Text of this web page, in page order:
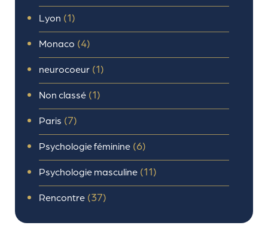
Lyon (1)
Monaco (4)
neurocoeur (1)
Non classé (1)
Paris (7)
Psychologie féminine (6)
Psychologie masculine (11)
Rencontre (37)